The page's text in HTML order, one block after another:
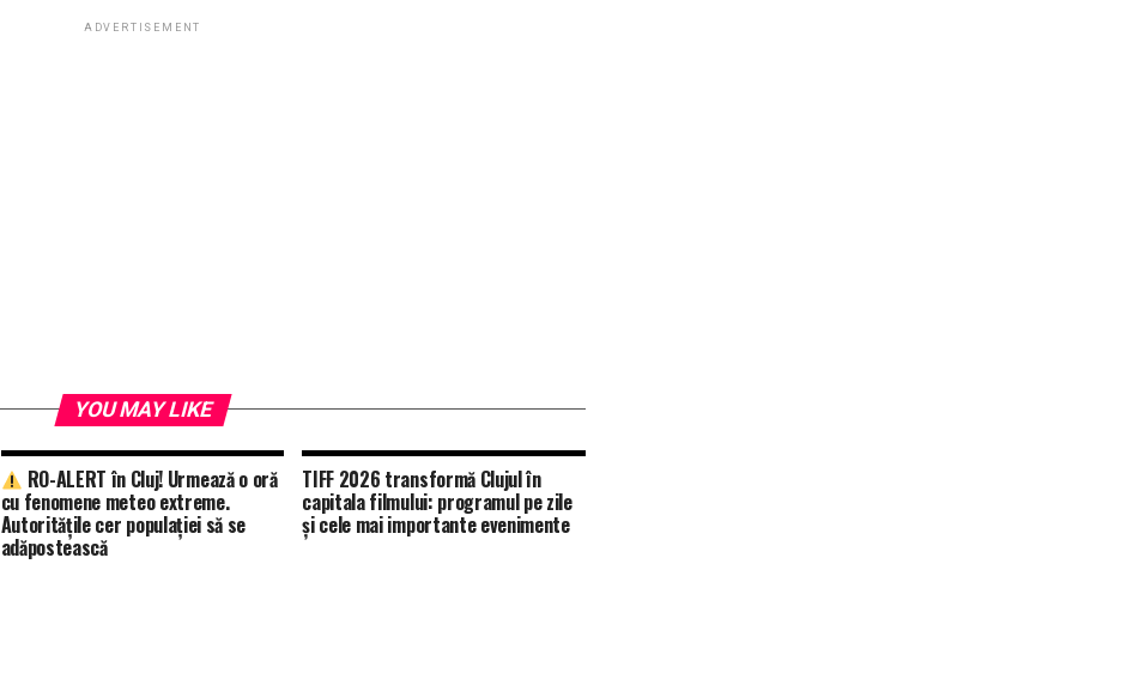
ADVERTISEMENT
YOU MAY LIKE
RO-ALERT în Cluj! Urmează o oră
cu fenomene meteo extreme.
Autoritățile cer populației să se
adăpostească
TIFF 2026 transformă Clujul în
capitala filmului: programul pe zile
și cele mai importante evenimente